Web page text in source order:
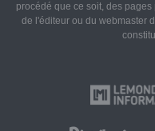
procédé que ce soit, des
de l'éditeur ou du webmaster